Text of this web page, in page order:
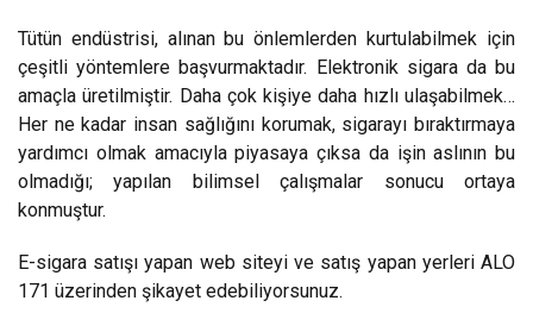
Tütün endüstrisi, alınan bu önlemlerden kurtulabilmek için
çeşitli yöntemlere başvurmaktadır. Elektronik sigara da bu
amaçla üretilmiştir. Daha çok kişiye daha hızlı ulaşabilmek…
Her ne kadar insan sağlığını korumak, sigarayı bıraktırmaya
yardımcı olmak amacıyla piyasaya çıksa da işin aslının bu
olmadığı; yapılan bilimsel çalışmalar sonucu ortaya
konmuştur.
E-sigara satışı yapan web siteyi ve satış yapan yerleri ALO
171 üzerinden şikayet edebiliyorsunuz.